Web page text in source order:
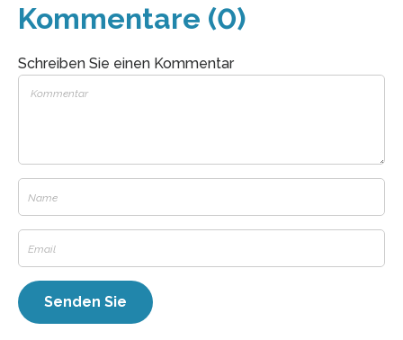
Kommentare (0)
Schreiben Sie einen Kommentar